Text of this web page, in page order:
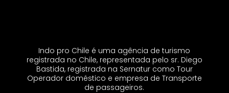
Indo pro Chile é uma agência de turismo
registrada no Chile, representada pelo sr. Diego
Bastida, registrada na Sernatur como Tour
Operador doméstico e empresa de Transporte
de passageiros.